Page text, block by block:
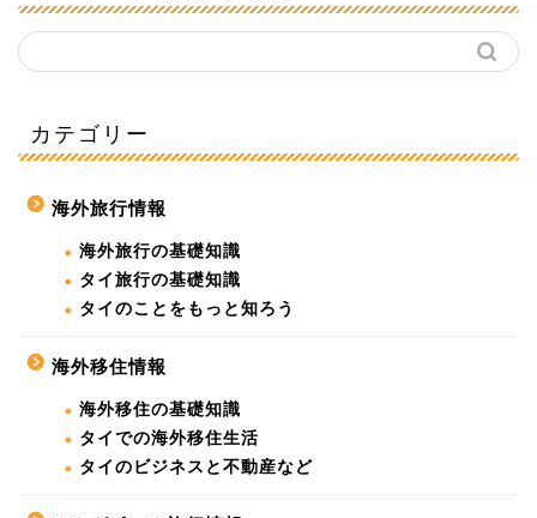
カテゴリー
海外旅行情報
海外旅行の基礎知識
タイ旅行の基礎知識
タイのことをもっと知ろう
海外移住情報
海外移住の基礎知識
タイでの海外移住生活
タイのビジネスと不動産など